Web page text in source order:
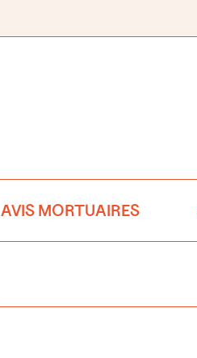
AVIS MORTUAIRES